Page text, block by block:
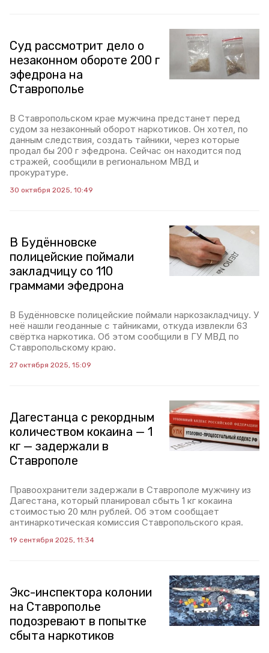
Суд рассмотрит дело о
незаконном обороте 200 г
эфедрона на
Ставрополье
В Ставропольском крае мужчина предстанет перед
судом за незаконный оборот наркотиков. Он хотел, по
данным следствия, создать тайники, через которые
продал бы 200 г эфедрона. Сейчас он находится под
стражей, сообщили в региональном МВД и
прокуратуре.
30 октября 2025, 10:49
В Будённовске
полицейские поймали
закладчицу со 110
граммами эфедрона
В Будённовске полицейские поймали наркозакладчицу. У
неё нашли геоданные с тайниками, откуда извлекли 63
свёртка наркотика. Об этом сообщили в ГУ МВД по
Ставропольскому краю.
27 октября 2025, 15:09
Дагестанца с рекордным
количеством кокаина — 1
кг — задержали в
Ставрополе
Правоохранители задержали в Ставрополе мужчину из
Дагестана, который планировал сбыть 1 кг кокаина
стоимостью 20 млн рублей. Об этом сообщает
антинаркотическая комиссия Ставропольского края.
19 сентября 2025, 11:34
Экс-инспектора колонии
на Ставрополье
подозревают в попытке
сбыта наркотиков